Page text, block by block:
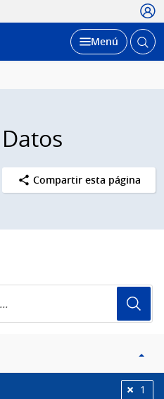
Desplegar
Menú Abrir
Compartir esta página
1